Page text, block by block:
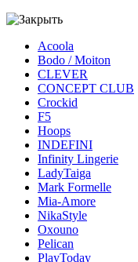
Acoola
Bodo / Moiton
CLEVER
CONCEPT CLUB
Crockid
F5
Hoops
INDEFINI
Infinity Lingerie
LadyTaiga
Mark Formelle
Mia-Amore
NikaStyle
Oxouno
Pelican
PlayToday